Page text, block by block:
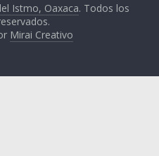
Istmo, Oaxaca. Todos los
Mirai Creativo